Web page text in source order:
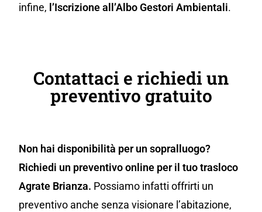
infine, l’Iscrizione all’Albo Gestori Ambientali.
Contattaci e richiedi un
preventivo gratuito
Non hai disponibilità per un sopralluogo?
Richiedi un preventivo online per il tuo trasloco
Agrate Brianza. Possiamo infatti offrirti un
preventivo anche senza visionare l’abitazione,